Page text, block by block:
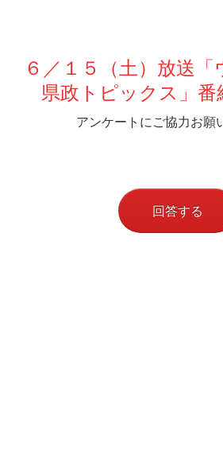
６／１５（土）放送
県政トピックス」番
アンケートにご協力お願
回答する